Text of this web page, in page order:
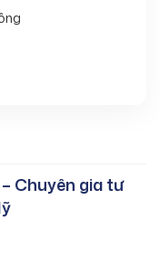
Chuyên gia tư